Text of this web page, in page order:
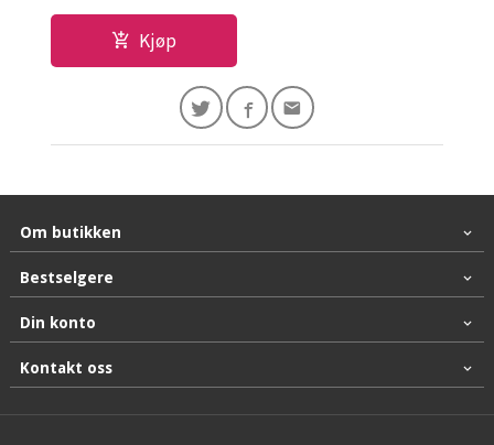
Kjøp
Om butikken
Bestselgere
Din konto
Kontakt oss